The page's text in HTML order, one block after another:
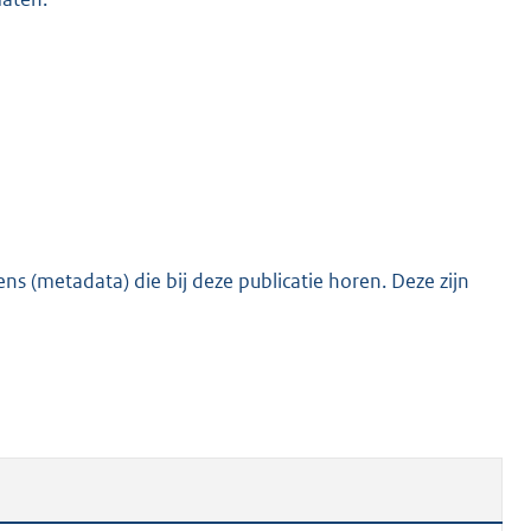
(metadata) die bij deze publicatie horen. Deze zijn